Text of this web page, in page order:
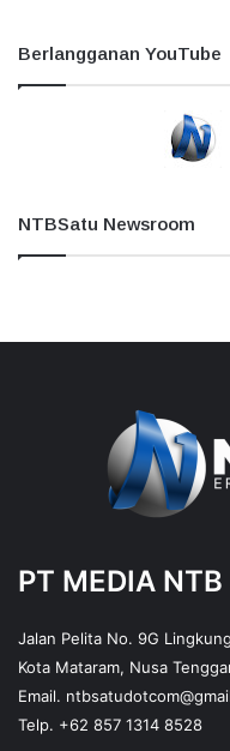
Berlangganan YouTube
NTBSatu Newsroom
PT MEDIA NTB
Jalan Pelita No. 9G
Kota Mataram, Nusa
Email.
Telp. +62 857 1314 8528